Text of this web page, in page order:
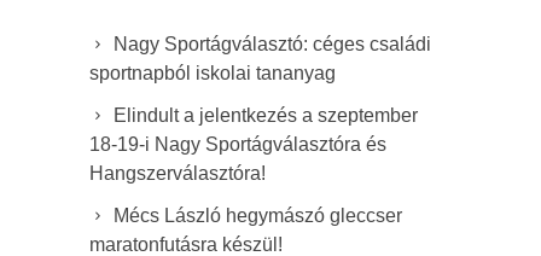
Nagy Sportágválasztó: céges családi
sportnapból iskolai tananyag
Elindult a jelentkezés a szeptember
18-19-i Nagy Sportágválasztóra és
Hangszerválasztóra!
Mécs László hegymászó gleccser
maratonfutásra készül!